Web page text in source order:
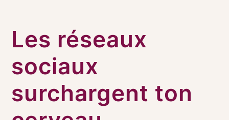
Les réseaux
sociaux
surchargent ton